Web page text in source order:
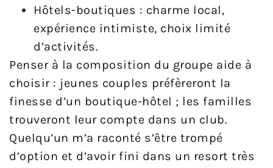
Hôtels-boutiques : charme local,
expérience intimiste, choix limité
d’activités.
Penser à la composition du groupe aide à
choisir : jeunes couples préfèreront la
finesse d’un boutique-hôtel ; les familles
trouveront leur compte dans un club.
Quelqu’un m’a raconté s’être trompé
d’option et d’avoir fini dans un resort très